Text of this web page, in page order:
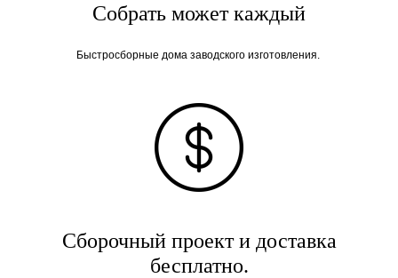
Собрать может каждый
Быстросборные дома заводского изготовления.
Сборочный проект и доставка
бесплатно.